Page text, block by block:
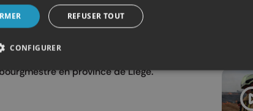
une famille ukrainienne. Dès ce soir, elle met
à faire” assure-t-elle.
en province de Liège.
REFUSER TOUT
CONFIGURER